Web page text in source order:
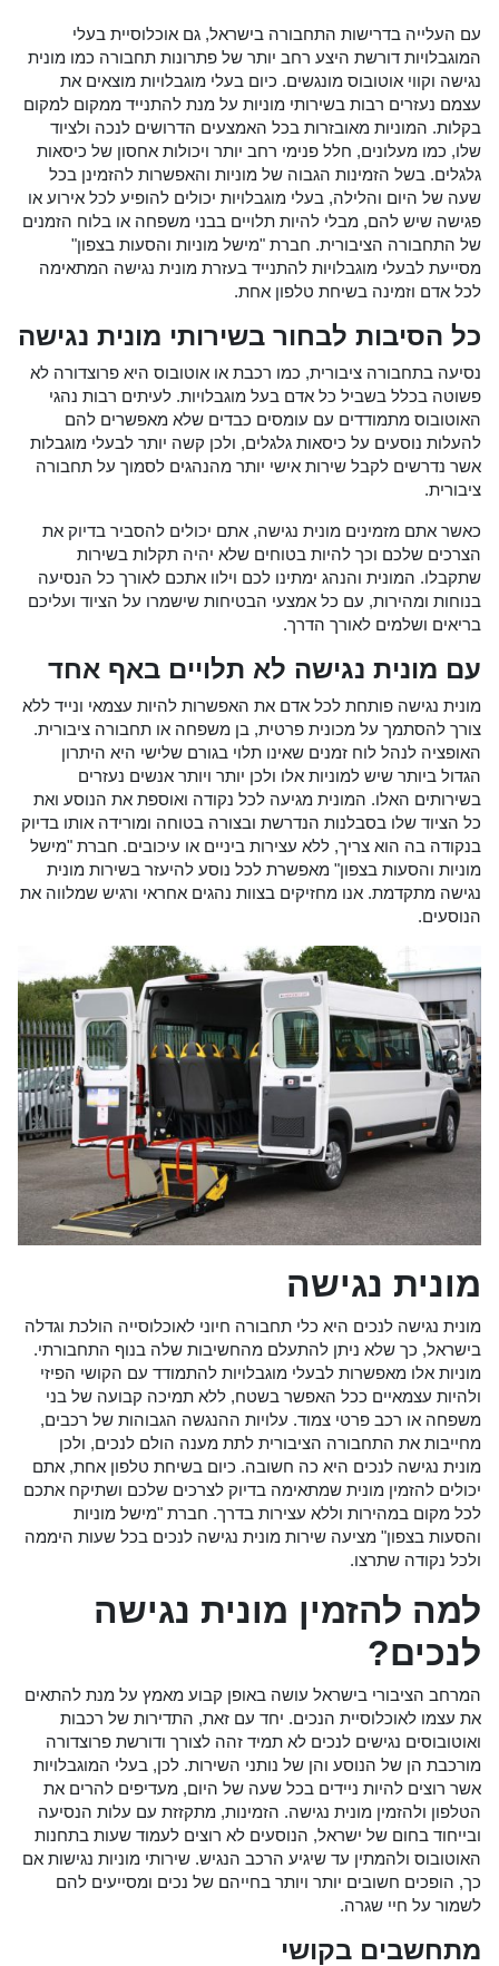
עם העלייה בדרישות התחבורה בישראל, גם אוכלוסיית בעלי
המוגבלויות דורשת היצע רחב יותר של פתרונות תחבורה כמו מונית
נגישה וקווי אוטובוס מונגשים. כיום בעלי מוגבלויות מוצאים את
עצמם נעזרים רבות בשירותי מוניות על מנת להתנייד ממקום למקום
בקלות. המוניות מאובזרות בכל האמצעים הדרושים לנכה ולציוד
שלו, כמו מעלונים, חלל פנימי רחב יותר ויכולות אחסון של כיסאות
גלגלים. בשל הזמינות הגבוה של מוניות והאפשרות להזמינן בכל
שעה של היום והלילה, בעלי מוגבלויות יכולים להופיע לכל אירוע או
פגישה שיש להם, מבלי להיות תלויים בבני משפחה או בלוח הזמנים
של התחבורה הציבורית. חברת "מישל מוניות והסעות בצפון"
מסייעת לבעלי מוגבלויות להתנייד בעזרת מונית נגישה המתאימה
לכל אדם וזמינה בשיחת טלפון אחת.
כל הסיבות לבחור בשירותי מונית נגישה
נסיעה בתחבורה ציבורית, כמו רכבת או אוטובוס היא פרוצדורה לא
פשוטה בכלל בשביל כל אדם בעל מוגבלויות. לעיתים רבות נהגי
האוטובוס מתמודדים עם עומסים כבדים שלא מאפשרים להם
להעלות נוסעים על כיסאות גלגלים, ולכן קשה יותר לבעלי מוגבלות
אשר נדרשים לקבל שירות אישי יותר מהנהגים לסמוך על תחבורה
ציבורית.
כאשר אתם מזמינים מונית נגישה, אתם יכולים להסביר בדיוק את
הצרכים שלכם וכך להיות בטוחים שלא יהיה תקלות בשירות
שתקבלו. המונית והנהג ימתינו לכם וילוו אתכם לאורך כל הנסיעה
בנוחות ומהירות, עם כל אמצעי הבטיחות שישמרו על הציוד ועליכם
בריאים ושלמים לאורך הדרך.
עם מונית נגישה לא תלויים באף אחד
מונית נגישה פותחת לכל אדם את האפשרות להיות עצמאי ונייד ללא
צורך להסתמך על מכונית פרטית, בן משפחה או תחבורה ציבורית.
האופציה לנהל לוח זמנים שאינו תלוי בגורם שלישי היא היתרון
הגדול ביותר שיש למוניות אלו ולכן יותר ויותר אנשים נעזרים
בשירותים האלו. המונית מגיעה לכל נקודה ואוספת את הנוסע ואת
כל הציוד שלו בסבלנות הנדרשת ובצורה בטוחה ומורידה אותו בדיוק
בנקודה בה הוא צריך, ללא עצירות ביניים או עיכובים. חברת "מישל
מוניות והסעות בצפון" מאפשרת לכל נוסע להיעזר בשירות מונית
נגישה מתקדמת. אנו מחזיקים בצוות נהגים אחראי ורגיש שמלווה את
הנוסעים.
מונית נגישה
מונית נגישה לנכים היא כלי תחבורה חיוני לאוכלוסייה הולכת וגדלה
בישראל, כך שלא ניתן להתעלם מהחשיבות שלה בנוף התחבורתי.
מוניות אלו מאפשרות לבעלי מוגבלויות להתמודד עם הקושי הפיזי
ולהיות עצמאיים ככל האפשר בשטח, ללא תמיכה קבועה של בני
משפחה או רכב פרטי צמוד. עלויות ההנגשה הגבוהות של רכבים,
מחייבות את התחבורה הציבורית לתת מענה הולם לנכים, ולכן
מונית נגישה לנכים היא כה חשובה. כיום בשיחת טלפון אחת, אתם
יכולים להזמין מונית שמתאימה בדיוק לצרכים שלכם ושתיקח אתכם
לכל מקום במהירות וללא עצירות בדרך. חברת "מישל מוניות
והסעות בצפון" מציעה שירות מונית נגישה לנכים בכל שעות היממה
ולכל נקודה שתרצו.
למה להזמין מונית נגישה
לנכים?
המרחב הציבורי בישראל עושה באופן קבוע מאמץ על מנת להתאים
את עצמו לאוכלוסיית הנכים. יחד עם זאת, התדירות של רכבות
ואוטובוסים נגישים לנכים לא תמיד זהה לצורך ודורשת פרוצדורה
מורכבת הן של הנוסע והן של נותני השירות. לכן, בעלי המוגבלויות
אשר רוצים להיות ניידים בכל שעה של היום, מעדיפים להרים את
הטלפון ולהזמין מונית נגישה. הזמינות, מתקזזת עם עלות הנסיעה
ובייחוד בחום של ישראל, הנוסעים לא רוצים לעמוד שעות בתחנות
האוטובוס ולהמתין עד שיגיע הרכב הנגיש. שירותי מוניות נגישות אם
כך, הופכים חשובים יותר ויותר בחייהם של נכים ומסייעים להם
לשמור על חיי שגרה.
מתחשבים בקושי